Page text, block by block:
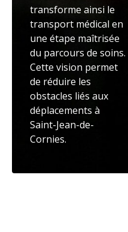
transforme ainsi le
transport médical en
une étape maîtrisée
du parcours de soins.
Cette vision permet
de réduire les
obstacles liés aux
déplacements à
Saint-Jean-de-
Cornies.